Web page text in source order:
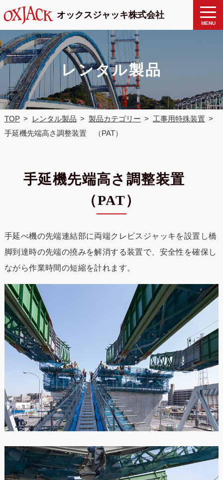
オックスジャッキ株式会社
toggle
MENU
製品検
索
レンタル製品
TOP レンタル製品 製品カテゴリー
工事用特殊装置
手延機先端高さ調整装置 （PAT）
手延機先端高さ調整装置
（PAT）
手延べ機の先端連結部に両端クレビスジャッキを設置し橋
脚到達時の先端の撓みを解消する装置で、安全性を確保し
ながら作業時間の短縮を計れます。